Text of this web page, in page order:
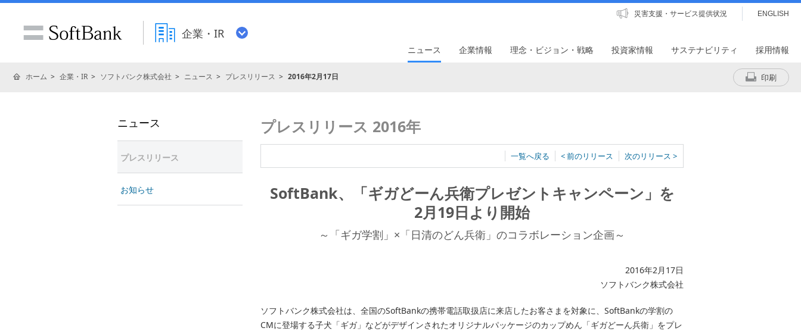
企業・IR
災害支援・サービス提供状況 ENGLISH
ニュース 企業情報 理念・ビジョン・戦略 投資家情報 サステナビリティ 採用情報
ホーム 企業・IR ソフトバンク株式会社 ニュース プレスリリース 2016年2月17日 印刷
プレスリリース 2016年
一覧へ戻る < 前のリリース 次のリリース >
SoftBank、「ギガどーん兵衛プレゼントキャンペーン」を
2月19日より開始
～「ギガ学割」×「日清のどん兵衛」のコラボレーション企画～
2016年2月17日
ソフトバンク株式会社
ソフトバンク株式会社は、全国のSoftBankの携帯電話取扱店に来店したお客さまを対象に、SoftBankの学割の
CMに登場する子犬「ギガ」などがデザインされたオリジナルパッケージのカップめん「ギガどーん兵衛」をプレ
ニュース
プレスリリース
お知らせ